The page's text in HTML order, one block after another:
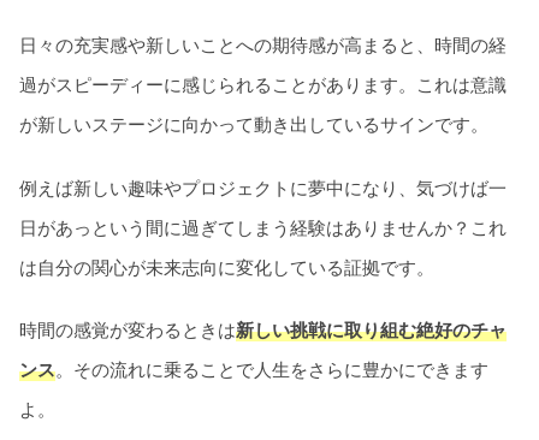
日々の充実感や新しいことへの期待感が高まると、時間の経
過がスピーディーに感じられることがあります。これは意識
が新しいステージに向かって動き出しているサインです。
例えば新しい趣味やプロジェクトに夢中になり、気づけば一
日があっという間に過ぎてしまう経験はありませんか？これ
は自分の関心が未来志向に変化している証拠です。
時間の感覚が変わるときは新しい挑戦に取り組む絶好のチャ
ンス。その流れに乗ることで人生をさらに豊かにできます
よ。